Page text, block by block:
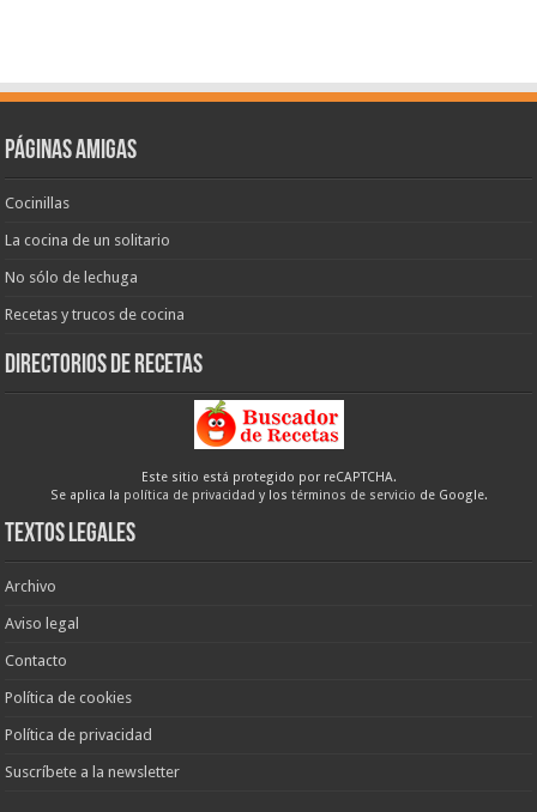
Páginas amigas
Cocinillas
La cocina de un solitario
No sólo de lechuga
Recetas y trucos de cocina
Directorios de recetas
Este sitio está protegido por reCAPTCHA.
Se aplica la política de privacidad y los términos de servicio de Google.
Textos legales
Archivo
Aviso legal
Contacto
Política de cookies
Política de privacidad
Suscríbete a la newsletter